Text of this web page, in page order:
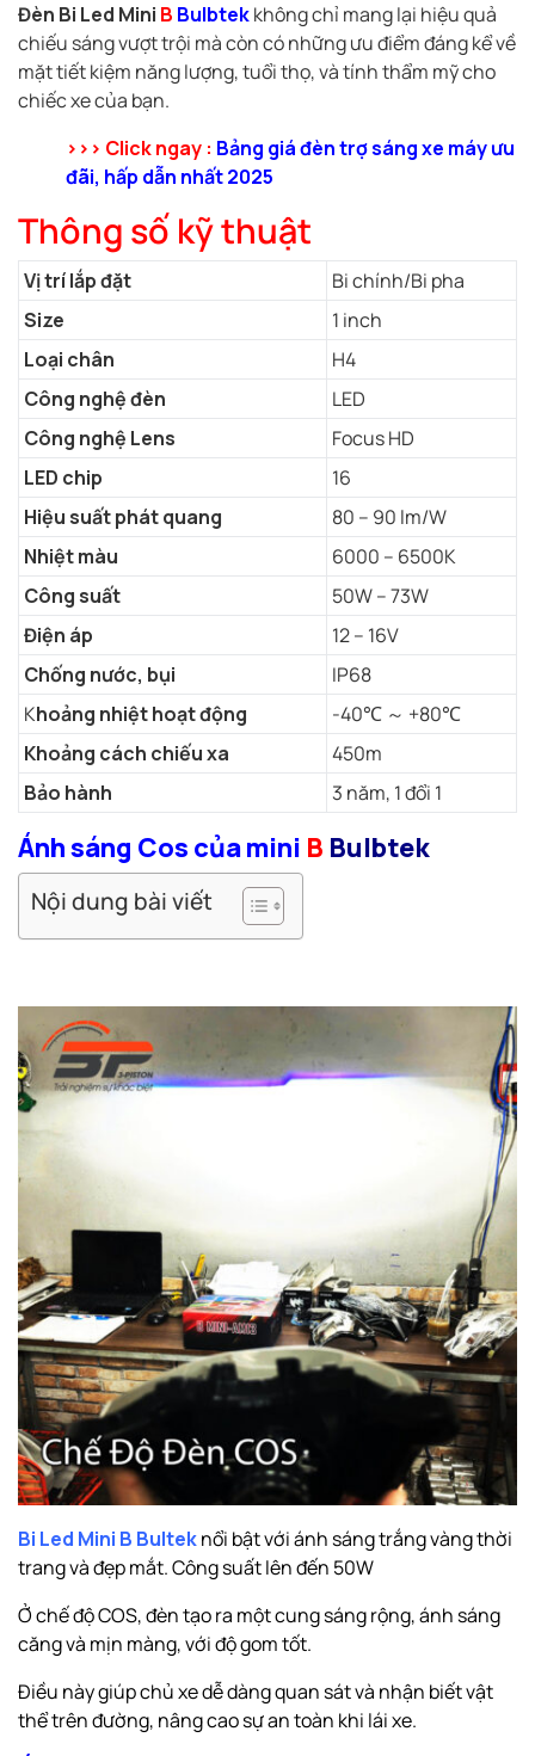
Đèn Bi Led Mini B Bulbtekkhông chỉ mang lại hiệu quả
chiếu sáng vượt trội mà còn có những ưu điểm đáng kể về
mặt tiết kiệm năng lượng, tuổi thọ, và tính thẩm mỹ cho
chiếc xe của bạn.
>>> Click ngay : Bảng giá đèn trợ sáng xe máy ưu
đãi, hấp dẫn nhất 2025
Thông số kỹ thuật
Vị trí lắp đặt
Bi chính/Bi pha
Size
1 inch
Loại chân
H4
Công nghệ đèn
LED
Công nghệ Lens
Focus HD
LED chip
16
Hiệu suất phát quang
80 – 90 lm/W
Nhiệt màu
6000 – 6500K
Công suất
50W – 73W
Điện áp
12 – 16V
Chống nước, bụi
IP68
Khoảng nhiệt hoạt động
-40℃ ～ +80℃
Khoảng cách chiếu xa
450m
Bảo hành
3 năm, 1 đổi 1
Ánh sáng Cos của mini B Bulbtek
Nội dung bài viết
Bi Led Mini B Bulteknổi bật với ánh sáng trắng vàng thời
trang và đẹp mắt. Công suất lên đến 50W
Ở chế độ COS, đèn tạo ra một cung sáng rộng, ánh sáng
căng và mịn màng, với độ gom tốt.
Điều này giúp chủ xe dễ dàng quan sát và nhận biết vật
thể trên đường, nâng cao sự an toàn khi lái xe.